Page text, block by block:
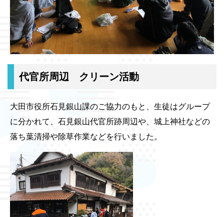
代官所周辺 クリーン活動
大田市役所石見銀山課のご協力のもと、生徒はグループ
に分かれて、石見銀山代官所跡周辺や、城上神社などの
落ち葉清掃や除草作業などを行いました。